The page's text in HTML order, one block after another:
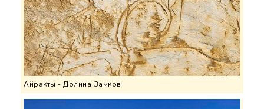
Айракты - Долина Замков